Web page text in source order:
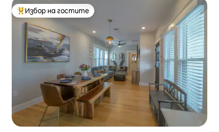
Най-популярен избор на гостите
Избор на гостите